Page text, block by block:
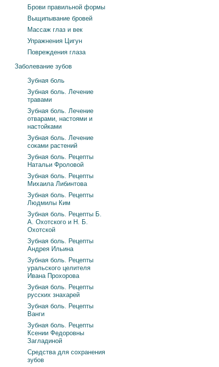
Брови правильной формы
Выщипывание бровей
Массаж глаз и век
Упражнения Цигун
Повреждения глаза
Заболевание зубов
Зубная боль
Зубная боль. Лечение
травами
Зубная боль. Лечение
отварами, настоями и
настойками
Зубная боль. Лечение
соками растений
Зубная боль. Рецепты
Натальи Фроловой
Зубная боль. Рецепты
Михаила Либинтова
Зубная боль. Рецепты
Людмилы Ким
Зубная боль. Рецепты Б.
А. Охотского и Н. Б.
Охотской
Зубная боль. Рецепты
Андрея Ильина
Зубная боль. Рецепты
уральского целителя
Ивана Прохорова
Зубная боль. Рецепты
русских знахарей
Зубная боль. Рецепты
Ванги
Зубная боль. Рецепты
Ксении Федоровны
Загладиной
Средства для сохранения
зубов